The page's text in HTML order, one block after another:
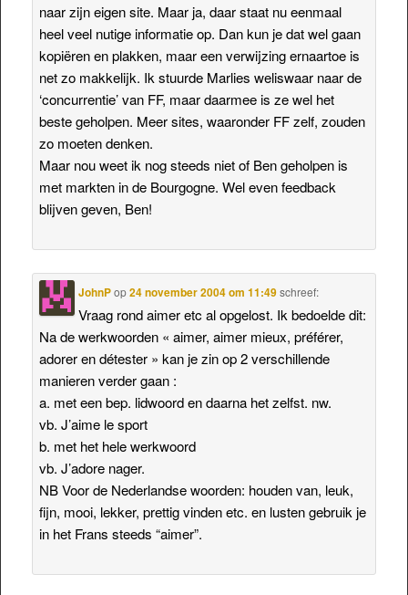
naar zijn eigen site. Maar ja, daar staat nu eenmaal
heel veel nutige informatie op. Dan kun je dat wel gaan
kopiëren en plakken, maar een verwijzing ernaartoe is
net zo makkelijk. Ik stuurde Marlies weliswaar naar de
‘concurrentie’ van FF, maar daarmee is ze wel het
beste geholpen. Meer sites, waaronder FF zelf, zouden
zo moeten denken.
Maar nou weet ik nog steeds niet of Ben geholpen is
met markten in de Bourgogne. Wel even feedback
blijven geven, Ben!
JohnPop24 november 2004 om 11:49 schreef:
Vraag rond aimer etc al opgelost. Ik bedoelde dit:
Na de werkwoorden « aimer, aimer mieux, préférer,
adorer en détester » kan je zin op 2 verschillende
manieren verder gaan :
a. met een bep. lidwoord en daarna het zelfst. nw.
vb. J’aime le sport
b. met het hele werkwoord
vb. J’adore nager.
NB Voor de Nederlandse woorden: houden van, leuk,
fijn, mooi, lekker, prettig vinden etc. en lusten gebruik je
in het Frans steeds “aimer”.